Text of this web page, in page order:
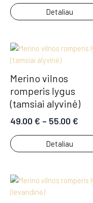
Detaliau
Merino vilnos
romperis lygus
(tamsiai alyvinė)
49.00€ – 55.00€
Detaliau